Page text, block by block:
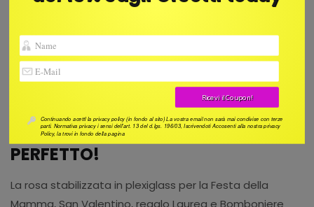
ROSA STABILIZZATA, IL REGALO
PERFETTO!
La rosa stabilizzata in plexiglass per la Festa della
Mamma, San Valentino, regalo Laurea e Bomboniere
Continuando acettl la privacy policy (in fondo al sito) La vostra email non sarà mai condivise con terze
parti. Normativa privacy i sensi dell’art. 13 del d.lgs. 196/03, Iscrivendoti Accosenti alla nostra privacy
Policy, la trovi in fondo della pagina